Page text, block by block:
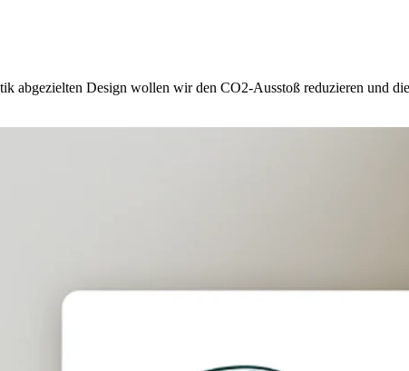
abgezielten Design wollen wir den CO2-Ausstoß reduzieren und